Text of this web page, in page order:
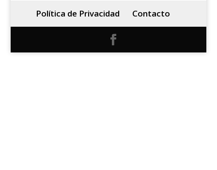
Política de Privacidad Contacto